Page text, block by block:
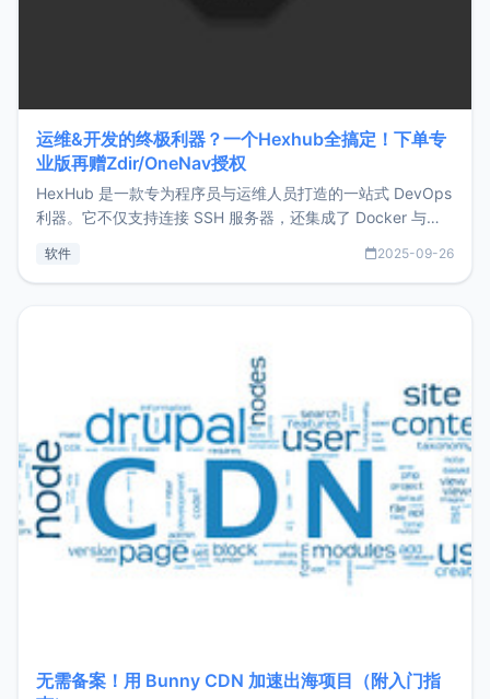
运维&开发的终极利器？一个Hexhub全搞定！下单专
业版再赠Zdir/OneNav授权
HexHub 是一款专为程序员与运维人员打造的一站式 DevOps
利器。它不仅支持连接 SSH 服务器，还集成了 Docker 与常
件间频繁切换，仅凭 HexHub 即可同时搞定运维与数据库操
软件 2025-09-26
无需备案！用 Bunny CDN 加速出海项目（附入门指